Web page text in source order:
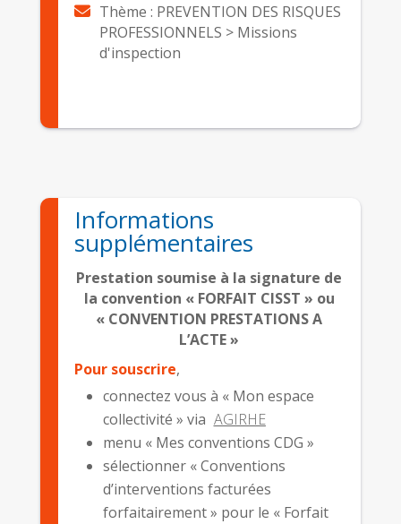
Thème : PREVENTION DES RISQUES
PROFESSIONNELS > Missions
d'inspection
Informations
supplémentaires
Prestation soumise à la signature de
la convention « FORFAIT CISST » ou
« CONVENTION PRESTATIONS A
L’ACTE »
Pour souscrire,
connectez vous à « Mon espace
collectivité » via AGIRHE
menu « Mes conventions CDG »
sélectionner « Conventions
d’interventions facturées
forfaitairement » pour le « Forfait